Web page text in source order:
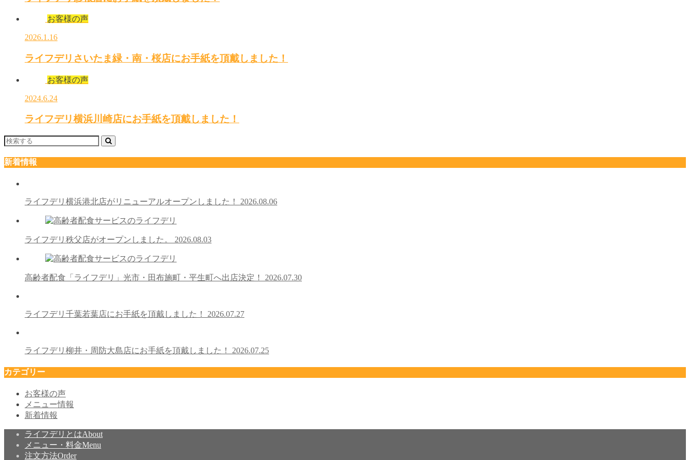
お客様の声
2026.1.16
ライフデリさいたま緑・南・桜店にお手紙を頂戴しました！
お客様の声
2024.6.24
ライフデリ横浜川崎店にお手紙を頂戴しました！
新着情報
ライフデリ横浜港北店がリニューアルオープンしました！ 2026.08.06
ライフデリ秩父店がオープンしました。 2026.08.03
高齢者配食「ライフデリ」光市・田布施町・平生町へ出店決定！ 2026.07.30
ライフデリ千葉若葉店にお手紙を頂戴しました！ 2026.07.27
ライフデリ柳井・周防大島店にお手紙を頂戴しました！ 2026.07.25
カテゴリー
お客様の声
メニュー情報
新着情報
ライフデリとはAbout
メニュー・料金Menu
注文方法Order